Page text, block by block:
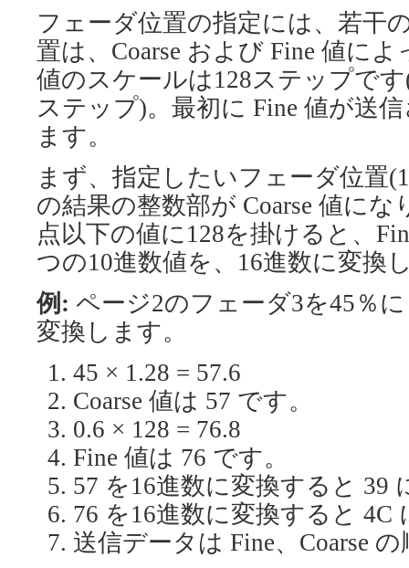
フェーダ位置の指定には、若干
置は、Coarse および Fine 値に
値のスケールは128ステップで
ステップ)。最初に Fine 値が送
ます。
まず、指定したいフェーダ位置
の結果の整数部が Coarse 値に
点以下の値に128を掛けると、
つの10進数値を、16進数に変換
例: ページ2のフェーダ3を45％
変換します。
45 × 1.28 = 57.6
Coarse 値は 57 です。
0.6 × 128 = 76.8
Fine 値は 76 です。
57 を16進数に変換すると 39
76 を16進数に変換すると 4C
送信データは Fine、Coarse